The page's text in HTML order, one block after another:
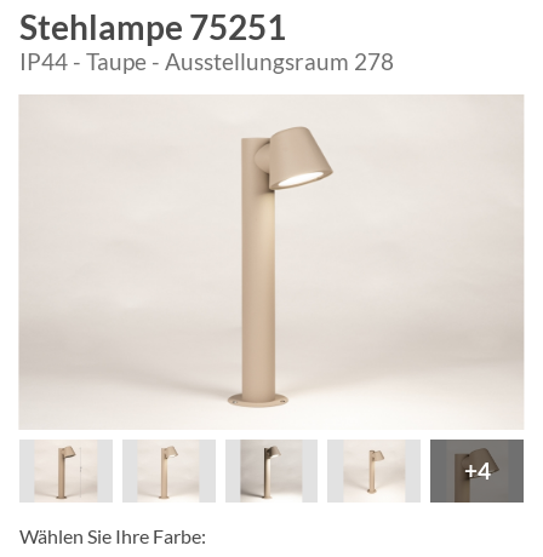
Stehlampe 75251
IP44 - Taupe - Ausstellungsraum 278
+4
Wählen Sie Ihre Farbe: